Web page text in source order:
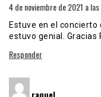
4 de noviembre de 2021 a las
Estuve en el concierto
estuvo genial. Gracias
Responder
raquel